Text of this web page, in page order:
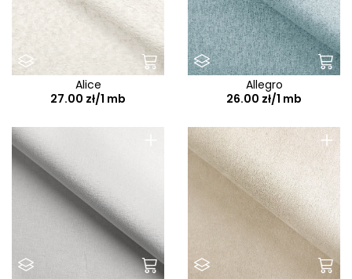
Alice
27.00 zł/1 mb
Allegro
26.00 zł/1 mb
+ +